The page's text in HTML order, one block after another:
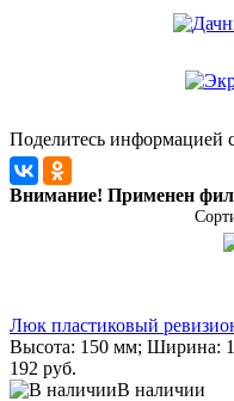
Поделитесь информацией
Внимание! Применен
Люк пластиковый
Высота: 150 мм; Ширина:
192 руб.
В наличии